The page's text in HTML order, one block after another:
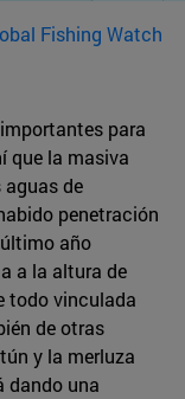
Fishing Watch
para
que la masiva
de
penetración
año
a la altura de
todo vinculada
de otras
y la merluza
dando una